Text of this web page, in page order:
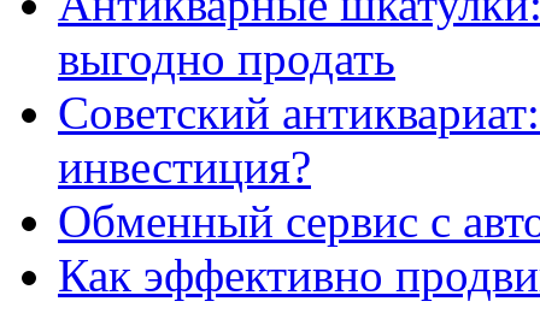
выгодно продать
Советский
инвестиция?
Обменный сервис с
Как эффективно